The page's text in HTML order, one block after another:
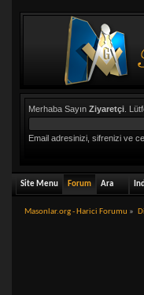
Merhaba Sayın Ziyaretçi.
Email adresinizi, sifrenizi ve
Site Menu Forum Ara
Masonlar.org - Harici Forumu »